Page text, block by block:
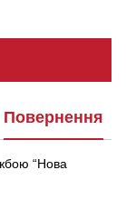
Повернення
“Нова
зручний